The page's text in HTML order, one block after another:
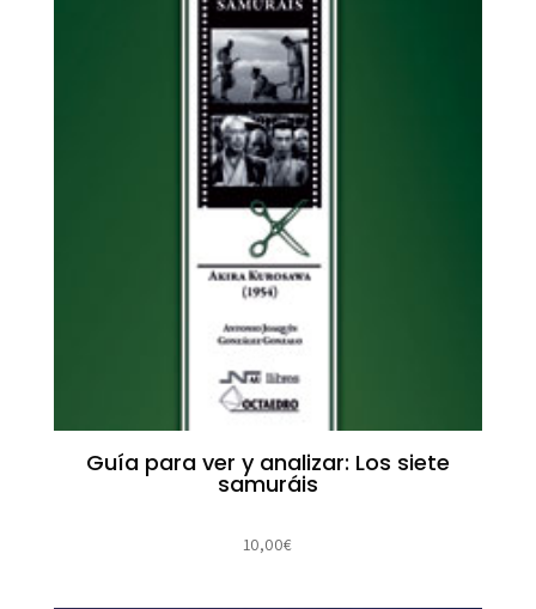
Guía para ver y analizar: Los siete
samuráis
10,00€